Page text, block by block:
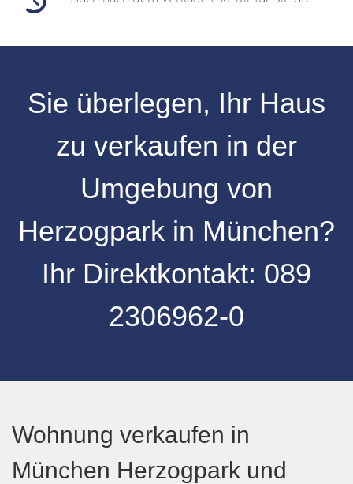
Sie überlegen, Ihr Haus
zu verkaufen in der
Umgebung von
Herzogpark in München?
Ihr Direktkontakt: 089
2306962-0
Wohnung verkaufen in
München Herzogpark und